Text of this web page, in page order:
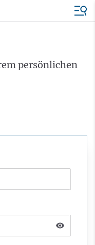
persönlichen